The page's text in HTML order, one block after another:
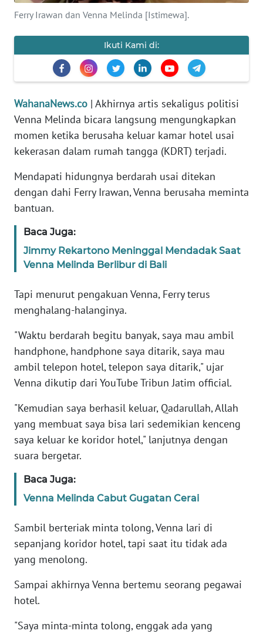
Ferry Irawan dan Venna Melinda [Istimewa].
Ikuti Kami di:
WahanaNews.co | Akhirnya artis sekaligus politisi
Venna Melinda bicara langsung mengungkapkan
momen ketika berusaha keluar kamar hotel usai
kekerasan dalam rumah tangga (KDRT) terjadi.
Mendapati hidungnya berdarah usai ditekan
dengan dahi Ferry Irawan, Venna berusaha meminta
bantuan.
Baca Juga:
Jimmy Rekartono Meninggal Mendadak Saat
Venna Melinda Berlibur di Bali
Tapi menurut pengakuan Venna, Ferry terus
menghalang-halanginya.
"Waktu berdarah begitu banyak, saya mau ambil
handphone, handphone saya ditarik, saya mau
ambil telepon hotel, telepon saya ditarik," ujar
Venna dikutip dari YouTube Tribun Jatim official.
"Kemudian saya berhasil keluar, Qadarullah, Allah
yang membuat saya bisa lari sedemikian kenceng
saya keluar ke koridor hotel," lanjutnya dengan
suara bergetar.
Baca Juga:
Venna Melinda Cabut Gugatan Cerai
Sambil berteriak minta tolong, Venna lari di
sepanjang koridor hotel, tapi saat itu tidak ada
yang menolong.
Sampai akhirnya Venna bertemu seorang pegawai
hotel.
"Saya minta-minta tolong, enggak ada yang
OPINI
Informasi
INDEKS
KONTAK
KAMI
INFO
IKLAN
KAMI
MEDIA
SIBER
REDAKSI
KARIR
DISCLAIMER
Regional
WN
SUMUT
WN